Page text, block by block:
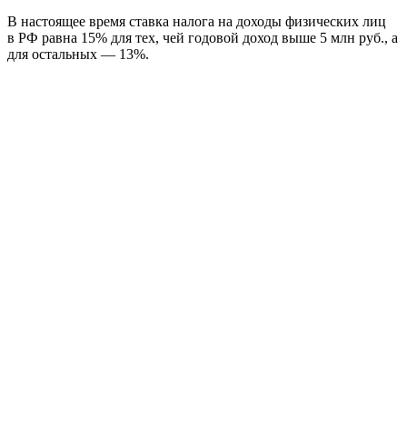
В настоящее время ставка налога на доходы физических лиц
в РФ равна 15% для тех, чей годовой доход выше 5 млн руб., а
для остальных — 13%.